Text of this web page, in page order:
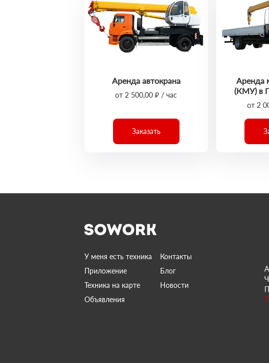
Аренда автокрана
от 2 500,00 ₽ / час
Заказать
Аренда
(КМУ) в
от 2
У меня есть техника
Контакты
Приложение
Блог
Техника на карте
Новости
Объявления